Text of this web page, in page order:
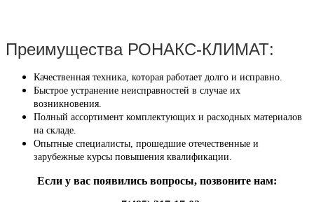
Преимущества РОНАКС-КЛИМАТ:
Качественная техника, которая работает долго и исправно.
Быстрое устранение неисправностей в случае их
возникновения.
Полный ассортимент комплектующих и расходных материалов
на складе.
Опытные специалисты, прошедшие отечественные и
зарубежные курсы повышения квалификации.
Если у вас появились вопросы, позвоните нам: